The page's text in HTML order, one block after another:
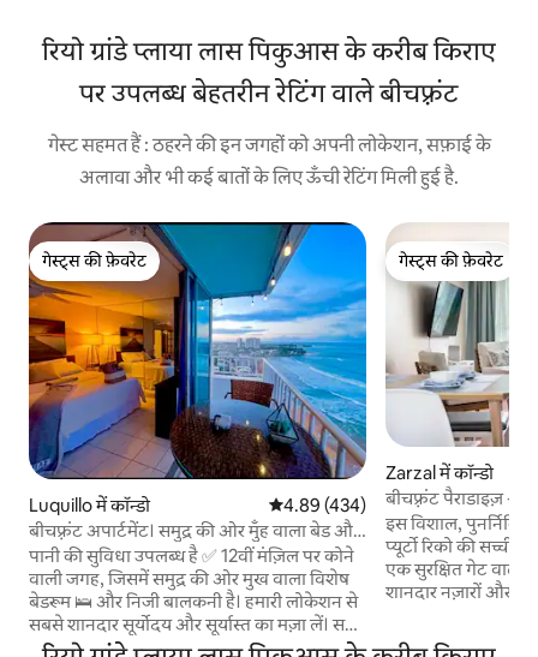
रियो ग्रांडे प्लाया लास पिकुआस के करीब किराए
पर उपलब्ध बेहतरीन रेटिंग वाले बीचफ़्रंट
गेस्ट सहमत हैं : ठहरने की इन जगहों को अपनी लोकेशन, सफ़ाई के
अलावा और भी कई बातों के लिए ऊँची रेटिंग मिली हुई है.
गेस्ट्स की फ़ेवरेट
गेस्ट्स की फ़ेवरेट
Luquillo में कॉन्डो औसत रेटिंग 5 में से 4.89, 434 समीक्षाएँ
4.89 (434)
बीचफ़्रंट अपार्टमेंट। समुद्र की ओर मुँह वाला बेड और
शहर के नज़ारे + पूल
पानी की सुविधा उपलब्ध है ✅ 12वीं मंज़िल पर कोने
वाली जगह, जिसमें समुद्र की ओर मुख वाला विशेष
बेडरूम 🛌 और निजी बालकनी है। हमारी लोकेशन से
सबसे शानदार सूर्योदय और सूर्यास्त का मज़ा लें। समुद्र
तट तक सीधी पहुँच 🏝️और पूल 🏊‍♂️ अपार्टमेंट के
गेस्ट्स की फ़ेवरेट
गेस्ट्स की फ़ेवरेट
Zarzal में कॉन्डो
बीचफ़्रंट पैराडाइज़ -
कोंडो
इस विशाल,
प्यूर्टो रिको की सच्ची
एक सुरक्षित गेट वाले
शानदार नज़ारों और
हवाई अड्डे से केवल